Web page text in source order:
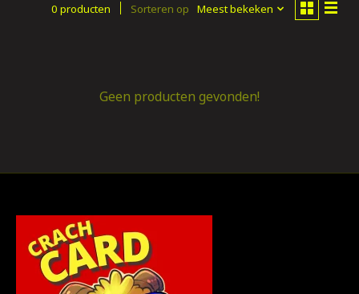
0 producten Sorteren op Meest bekeken
Geen producten gevonden!